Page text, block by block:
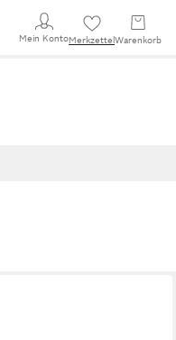
Mein KontoMerkzettel Warenkorb